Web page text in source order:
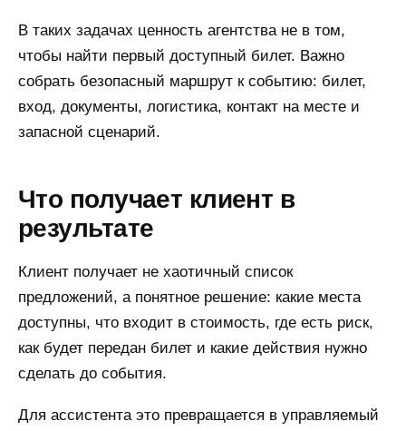
В таких задачах ценность агентства не в том,
чтобы найти первый доступный билет. Важно
собрать безопасный маршрут к событию: билет,
вход, документы, логистика, контакт на месте и
запасной сценарий.
Что получает клиент в
результате
Клиент получает не хаотичный список
предложений, а понятное решение: какие места
доступны, что входит в стоимость, где есть риск,
как будет передан билет и какие действия нужно
сделать до события.
Для ассистента это превращается в управляемый